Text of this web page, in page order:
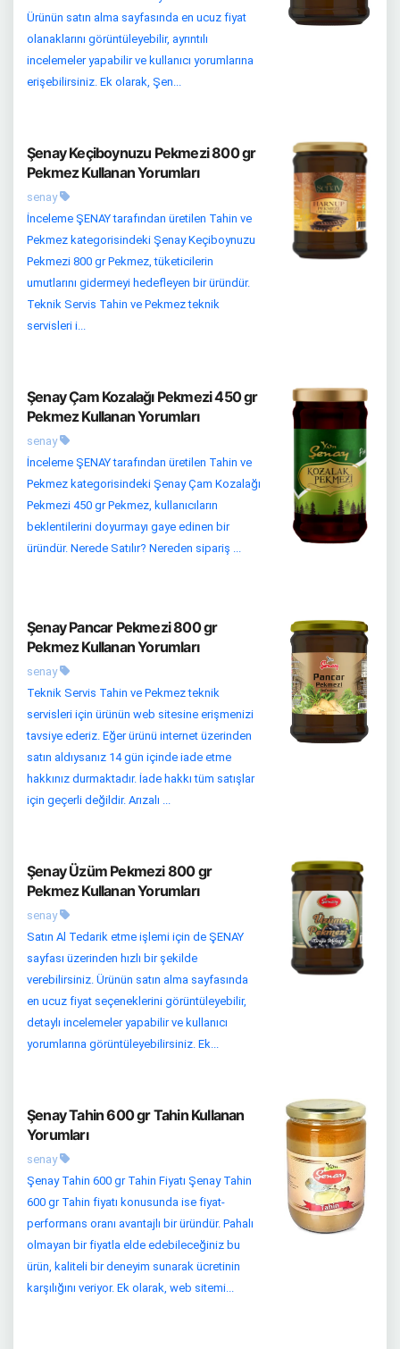
Ürünün satın alma sayfasında en ucuz fiyat
olanaklarını görüntüleyebilir, ayrıntılı
incelemeler yapabilir ve kullanıcı yorumlarına
erişebilirsiniz. Ek olarak, Şen...
Şenay Keçiboynuzu Pekmezi 800 gr
Pekmez Kullanan Yorumları
senay
İnceleme ŞENAY tarafından üretilen Tahin ve
Pekmez kategorisindeki Şenay Keçiboynuzu
Pekmezi 800 gr Pekmez, tüketicilerin
umutlarını gidermeyi hedefleyen bir üründür.
Teknik Servis Tahin ve Pekmez teknik
servisleri i...
Şenay Çam Kozalağı Pekmezi 450 gr
Pekmez Kullanan Yorumları
senay
İnceleme ŞENAY tarafından üretilen Tahin ve
Pekmez kategorisindeki Şenay Çam Kozalağı
Pekmezi 450 gr Pekmez, kullanıcıların
beklentilerini doyurmayı gaye edinen bir
üründür. Nerede Satılır? Nereden sipariş ...
Şenay Pancar Pekmezi 800 gr
Pekmez Kullanan Yorumları
senay
Teknik Servis Tahin ve Pekmez teknik
servisleri için ürünün web sitesine erişmenizi
tavsiye ederiz. Eğer ürünü internet üzerinden
satın aldıysanız 14 gün içinde iade etme
hakkınız durmaktadır. İade hakkı tüm satışlar
için geçerli değildir. Arızalı ...
Şenay Üzüm Pekmezi 800 gr
Pekmez Kullanan Yorumları
senay
Satın Al Tedarik etme işlemi için de ŞENAY
sayfası üzerinden hızlı bir şekilde
verebilirsiniz. Ürünün satın alma sayfasında
en ucuz fiyat seçeneklerini görüntüleyebilir,
detaylı incelemeler yapabilir ve kullanıcı
yorumlarına görüntüleyebilirsiniz. Ek...
Şenay Tahin 600 gr Tahin Kullanan
Yorumları
senay
Şenay Tahin 600 gr Tahin Fiyatı Şenay Tahin
600 gr Tahin fiyatı konusunda ise fiyat-
performans oranı avantajlı bir üründür. Pahalı
olmayan bir fiyatla elde edebileceğiniz bu
ürün, kaliteli bir deneyim sunarak ücretinin
karşılığını veriyor. Ek olarak, web sitemi...